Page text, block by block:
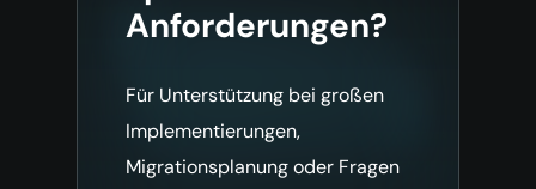
Anforderungen?
Für Unterstützung bei großen
Implementierungen,
Migrationsplanung oder Fragen